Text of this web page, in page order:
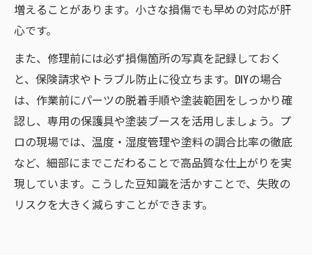
増えることがあります。小さな損傷でも早めの対応が肝
心です。
また、修理前には必ず損傷箇所の写真を記録しておく
と、保険請求やトラブル防止に役立ちます。DIYの場合
は、作業前にパーツの脱着手順や塗装範囲をしっかり確
認し、専用の保護具や塗装ブースを活用しましょう。プ
ロの現場では、温度・湿度管理や塗料の調合比率の徹底
など、細部にまでこだわることで高品質な仕上がりを実
現しています。こうした豆知識を活かすことで、失敗の
リスクを大きく減らすことができます。